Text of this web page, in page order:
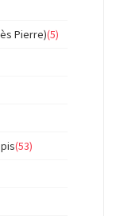
Pierre)(5)
(53)